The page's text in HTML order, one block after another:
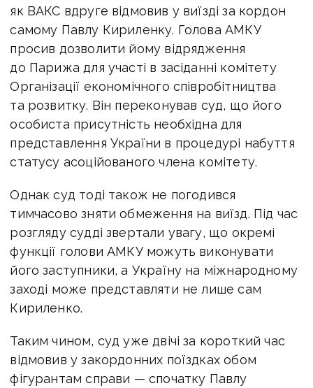
як ВАКС вдруге відмовив у виїзді за кордон
самому Павлу Кириленку. Голова АМКУ
просив дозволити йому відрядження
до Парижа для участі в засіданні комітету
Організації економічного співробітництва
та розвитку. Він переконував суд, що його
особиста присутність необхідна для
представлення України в процедурі набуття
статусу асоційованого члена комітету.
Однак суд тоді також не погодився
тимчасово зняти обмеження на виїзд. Під час
розгляду судді звертали увагу, що окремі
функції голови АМКУ можуть виконувати
йогозаступники, а Україну на міжнародному
заході може представляти не лише сам
Кириленко.
Таким чином, суд уже двічі за короткий час
відмовив у закордонних поїздках обом
фігурантам справи — спочатку Павлу